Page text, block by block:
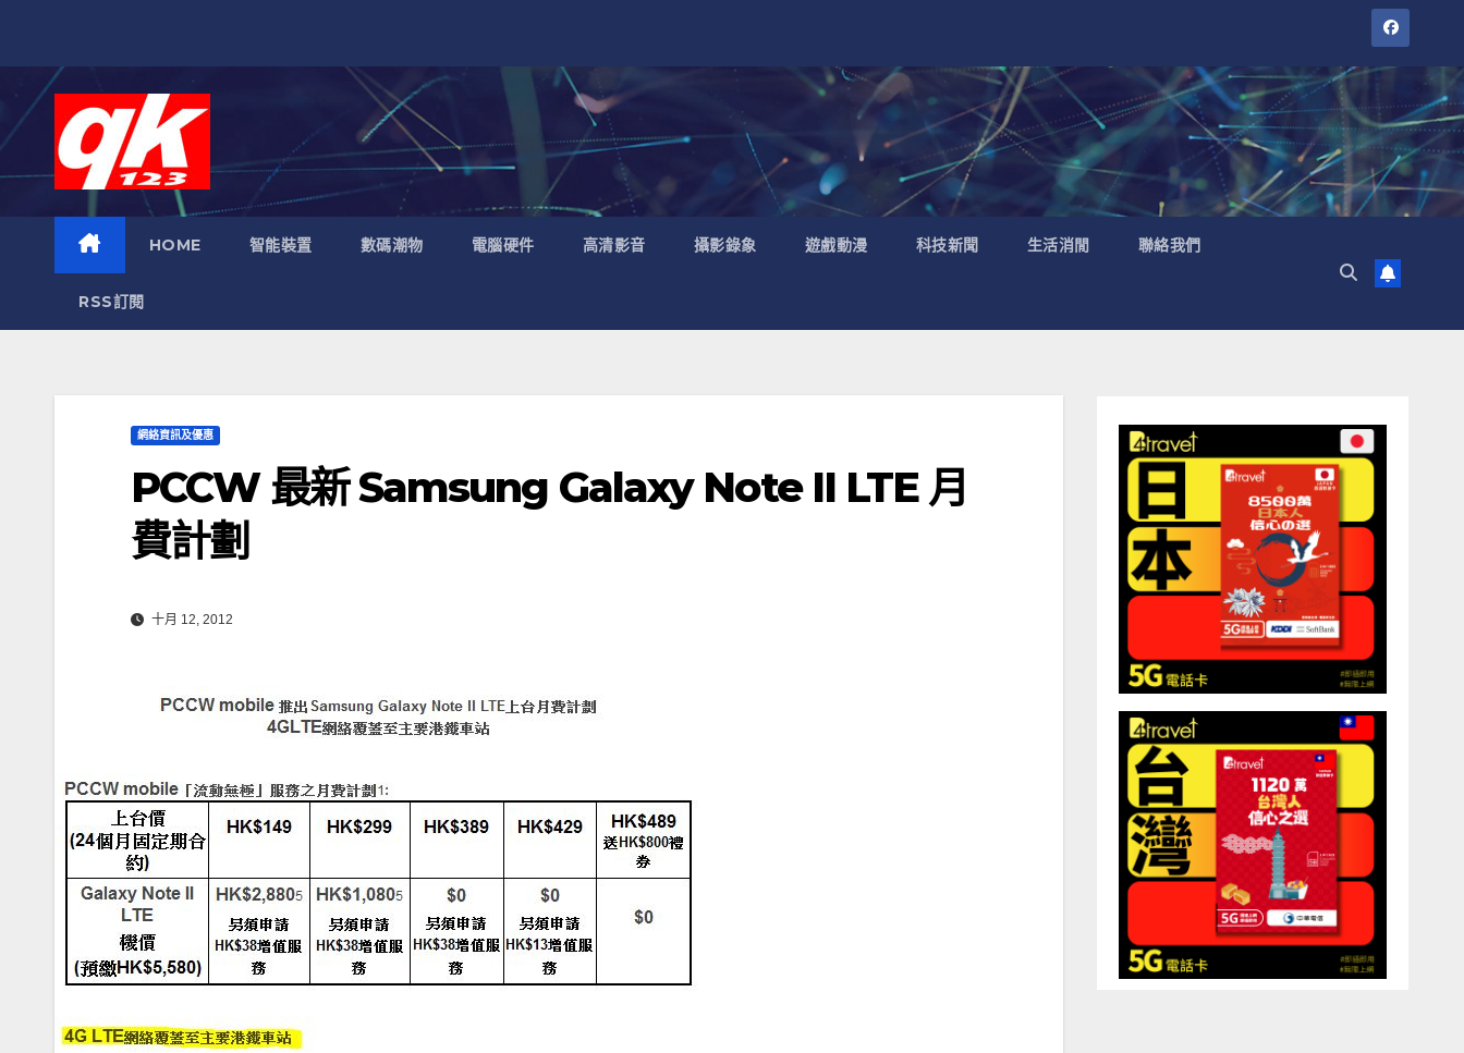
HOME 智能裝置 數碼潮物 電腦硬件 高清影音 攝影錄象 遊戲動漫 科技新聞 生活消閒 聯絡我們
RSS訂閱
網絡資訊及優惠
PCCW 最新 Samsung Galaxy Note II LTE 月
費計劃
十月 12, 2012